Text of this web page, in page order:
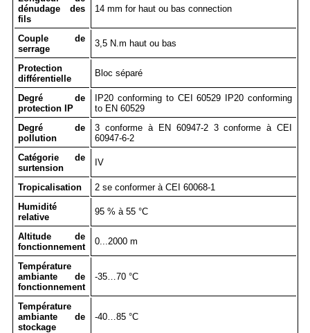
dénudage des
fils
14 mm for haut ou bas connection
Couple de
serrage
3,5 N.m haut ou bas
Protection
différentielle
Bloc séparé
Degré de
protection IP
IP20 conforming to CEI 60529 IP20 conforming
to EN 60529
Degré de
pollution
3 conforme à EN 60947-2 3 conforme à CEI
60947-6-2
Catégorie de
surtension
IV
Tropicalisation
2 se conformer à CEI 60068-1
Humidité
relative
95 % à 55 °C
Altitude de
fonctionnement
0...2000 m
Température
ambiante de
fonctionnement
-35…70 °C
Température
ambiante de
stockage
-40…85 °C